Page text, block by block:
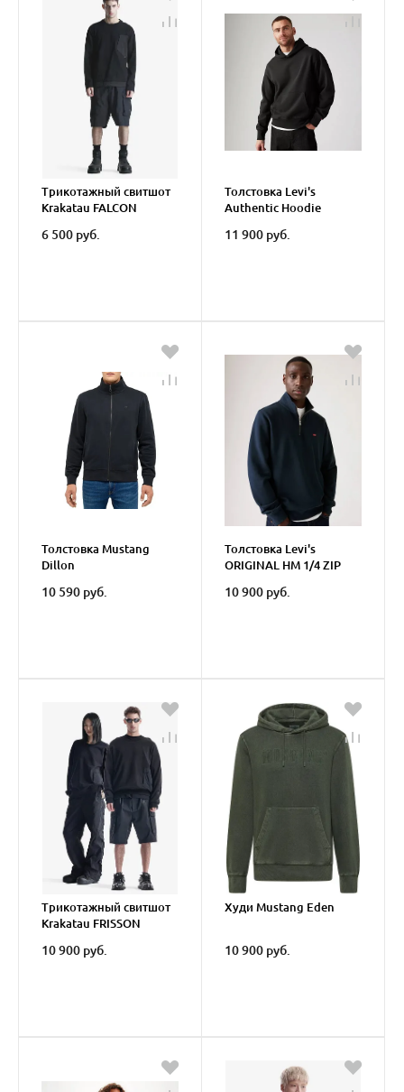
Трикотажный свитшот
Krakatau FALCON
6 500 руб.
Толстовка Levi's
Authentic Hoodie
11 900 руб.
Толстовка Mustang
Dillon
10 590 руб.
Толстовка Levi's
ORIGINAL HM 1/4 ZIP
10 900 руб.
Трикотажный свитшот
Krakatau FRISSON
10 900 руб.
Худи Mustang Eden
10 900 руб.